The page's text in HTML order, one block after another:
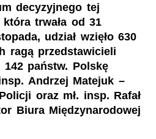
decyzyjnego tej
trwała od 31
udział wzięło 630
ragą przedstawicieli
państw. Polskę
Andrzej Matejuk –
oraz mł. insp. Rafał
Biura Międzynarodowej